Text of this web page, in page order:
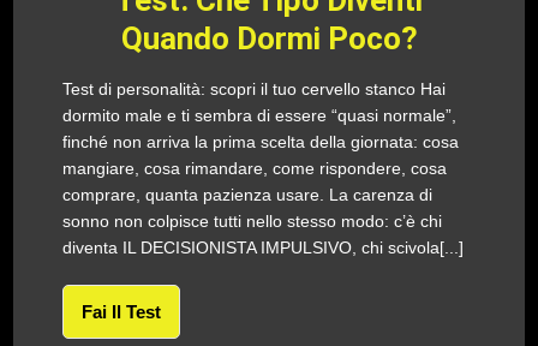
Quando Dormi Poco?
Test di personalità: scopri il tuo cervello stanco Hai
dormito male e ti sembra di essere “quasi normale”,
finché non arriva la prima scelta della giornata: cosa
mangiare, cosa rimandare, come rispondere, cosa
comprare, quanta pazienza usare. La carenza di
sonno non colpisce tutti nello stesso modo: c’è chi
diventa IL DECISIONISTA IMPULSIVO, chi scivola[...]
Fai Il Test